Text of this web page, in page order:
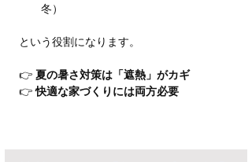
冬）
という役割になります。
👉 夏の暑さ対策は「遮熱」がカギ
👉 快適な家づくりには両方必要